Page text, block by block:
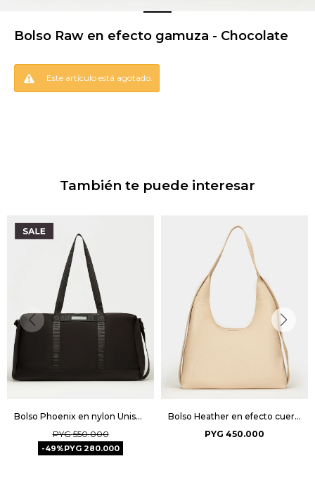
Bolso Raw en efecto gamuza - Chocolate
Este artículo está agotado.
También te puede interesar
Bolso Phoenix en nylon Unisex - Negro
PYG 550.000
49 PYG 280.000
Bolso Heather en efecto cuero graneado - Natural
PYG 450.000